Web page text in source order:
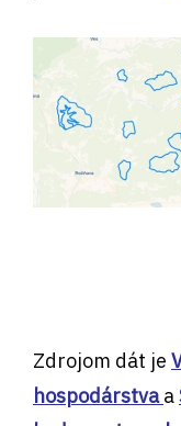
Zdrojom dát je
hospodárstvaa